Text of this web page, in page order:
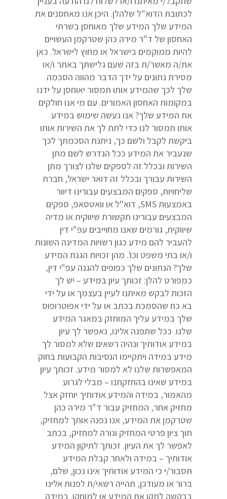
לכתובת הדוא"ל שלהלן. היכן אנו מאחסנים את
המידע שלך המידע שלך מאוחסן בשרתי
האחסון של ד"ר מירה כהן שטרקמן העשויים
להיות ממוקמים בישראל או מחוץ לישראל. כאן
את/ה מאשר/ת בזה שעם גלישתך באתר ו/או
מסירת נתונים על ידך הדבר מהווה הסכמה
שלך לכך שהמידע אותו תמסור יאוחסן על ידנו
במקומות האחסון האמורים. עם מי אנו חולקים
את המידע שלך? אנו נעשה שימוש במידע
אותו תמסור לנו כדי לתת לך את השירות אותו
ביקשת לקבל ולשם כך, ניתנת הסכמתך לכך
שנעביר את המידע ככל הנדרש לשם מתן
השירות ובכלל זה לספקים שלנו לצורך מתן
השירות עבורך ובכלל זה דואר ישראל, חברת
שליחויות, ספקים המבצעים עבורינו דיוור
באמצעות SMS, דוא"ל או וואטסאפ, ספקים
המבצעים עבורינו תקשורת שיווקית או מדיה
שיווקית, גורמים שאנו מחוייבים עפ"י דין
להעביר להם מידע כגון רשויות המדינה השונות
ו/או בתי משפט וכו'. מהן זכויות הגנת המידע
שלך? הנתונים שלך כפופים להגנה עפ"י דין,
כמפורט להלן: זכותך עיון במידע – יש לך
הזכות לבקש מאיתנו לעיין בעצמך או על ידי
בא כח שהסמכת בכתב או על ידי אפוטרופוס
שלך במידע עליך המוחזק במאגר המידע
שלנו. ככל שתפנה אלינו, נאפשר לך עיון
במידע אודותיך ונהיה רשאים שלא למסור לך
מידע במידה ויתקיימו הנסיבות הקבועות בחוק
המאפשרות שלנו לא למסור מידע. זכותך עיון
במידע שאינו בהחזקתנו – מבלי לגרוע
מהאמור, במידה והמידע אודותיך יוחזק אצל
מחזיק אחר, המחזיק עבור ד"ר מירה כהן
שטרקמן את המידע, אנו נפנה אותך למחזיק,
תוך ציון פרטי המחזיק ונורה למחזיק, בכתב
לאפשר לך את העיון. זכותך לתיקון המידע
אודותיך – במידה ולאחר קבלת המידע
תסבור/י כי המידע אודותיך אינו נכון, שלם,
ברור או מעודכן, תהייה רשאי/ת לפנות אלינו
בבקשה לתקן את המידע או למוחקו. במידה